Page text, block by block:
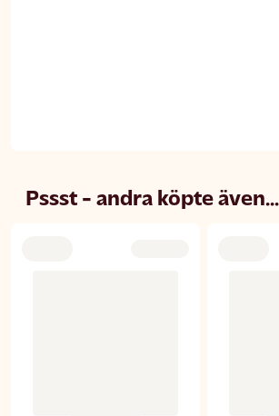
Pssst - andra köpte även...